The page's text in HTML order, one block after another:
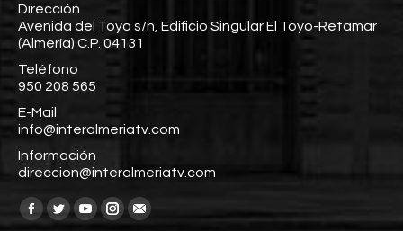
Dirección
Avenida del Toyo s/n, Edificio Singular El Toyo-Retamar
(Almería) C.P. 04131
Teléfono
950 208 565
E-Mail
info@interalmeriatv.com
Información
direccion@interalmeriatv.com
Encuéntranos en:
Facebook
TwitterYouTube
Instagram
Mail